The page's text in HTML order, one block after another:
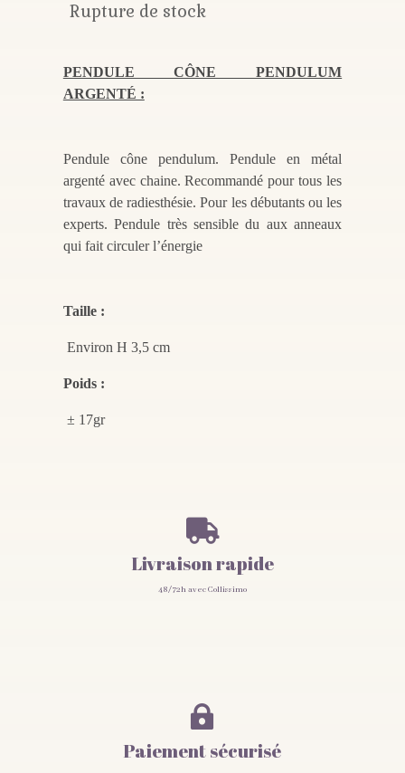
Rupture de stock
PENDULE CÔNE PENDULUM
ARGENTÉ :
Pendule cône pendulum. Pendule en métal
argenté avec chaine. Recommandé pour tous les
travaux de radiesthésie. Pour les débutants ou les
experts. Pendule très sensible du aux anneaux
qui fait circuler l’énergie
Taille :
Environ H 3,5 cm
Poids :
± 17gr

Livraison rapide
48/72h avec Collissimo

Paiement sécurisé